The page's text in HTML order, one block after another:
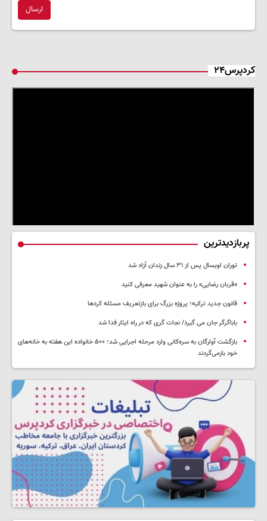
ارسال
کردپرس۲۴
پربازدیدترین
توران اویسال پس از ۳۱ سال زندان آزاد شد
«قربان رضایی» را به عنوان شهید معرفی کنید
قانون جدید ترکیه؛ پروژه بزرگ‌ برای بازتعریف مسئله کردها
باباگرگر جان می گیرد/ نجات گری که در راه ایثار فدا شد
بازگشت آوارگان به سره‌کانی وارد مرحله اجرایی شد؛ ۵۰۰ خانواده این هفته به خانه‌های
خود بازمی‌گردند